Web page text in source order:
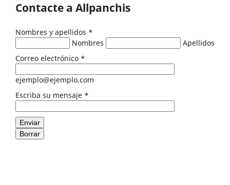
Contacte a Allpanchis
Nombres y apellidos *
Nombres
Apellidos
Correo electrónico *
ejemplo@ejemplo.com
Escriba su mensaje *
Enviar
Borrar